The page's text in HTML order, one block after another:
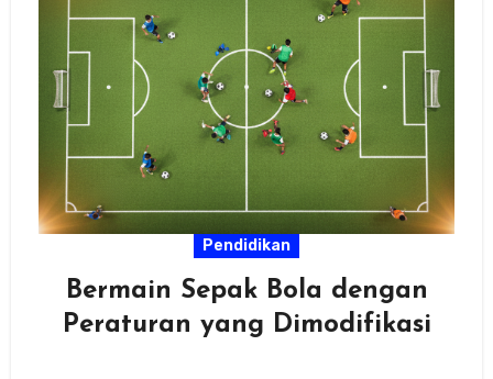
Pendidikan
Bermain Sepak Bola dengan
Peraturan yang Dimodifikasi